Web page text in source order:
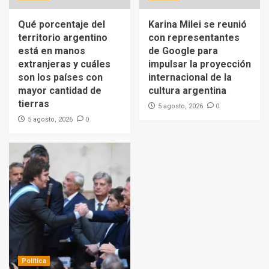
Qué porcentaje del
territorio argentino
está en manos
extranjeras y cuáles
son los países con
mayor cantidad de
tierras
5 agosto, 2026 0
Karina Milei se reunió
con representantes
de Google para
impulsar la proyección
internacional de la
cultura argentina
5 agosto, 2026 0
Política